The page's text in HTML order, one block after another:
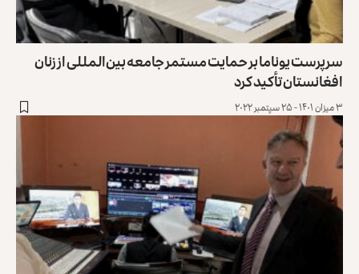
سرپرست یوناما بر حمایت مستمر جامعه بین‌المللی از زنان
افغانستان تأکید کرد
۳ میزان ۱۴۰۱ - ۲۵ سپتمبر ۲۰۲۲